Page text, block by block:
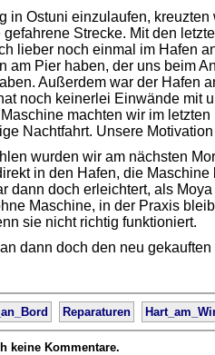
in Ostuni einzulaufen,
Strecke. Mit den
lieber noch einmal im Hafen
am Pier haben, der uns beim
Außerdem war der Hafen
noch keinerlei Einwände mit
machten wir im
Nachtfahrt. Unsere
wurden wir am nächsten
in den Hafen, die
dann doch erleichtert, als
Maschine, in der Praxis
sie nicht richtig funktioniert.
dann doch den neu
Reparaturen
keine Kommentare.